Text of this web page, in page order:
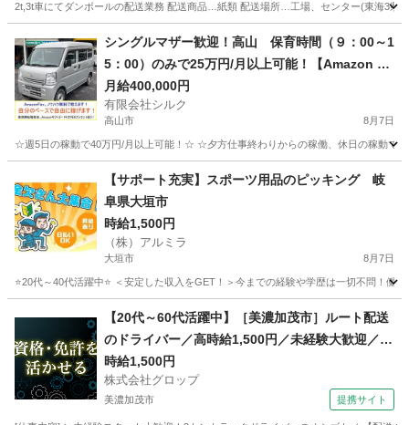
2t,3t車にてダンボールの配送業務 配送商品…紙類 配送場所…工場、センター(東海3
武並駅 ドライバー 番号
シングルマザー歓迎！高山 保育時間（９：00～1
5：00）のみで25万円/月以上可能！【Amazon Fl
ex】で稼ぎましょう！
月給400,000円
有限会社シルク
高山市 8月7日
☆週5日の稼動で40万円/月以上可能！☆ ☆夕方仕事終わりからの稼働、休日の稼動で
配送 Amazon
【サポート充実】スポーツ用品のピッキング 岐
阜県大垣市
時給1,500円
（株）アルミラ
大垣市 8月7日
⭐20代～40代活躍中⭐ ＜安定した収入をGET！＞今までの経験や学歴は一切不問！
倉庫 スタッフ
【20代～60代活躍中】［美濃加茂市］ルート配送
のドライバー／高時給1,500円／未経験大歓迎／土
日祝休み／残業なし／20代～60代の男性活躍中
時給1,500円
株式会社グロップ
美濃加茂市 提携サイト